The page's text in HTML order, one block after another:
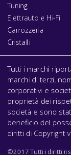
Tuning
Elettrauto e Hi-Fi
Carrozzeria
Cristalli
Tutti i marchi
marchi di terzi,
corporativi e
proprietà dei
società e sono
beneficio del
diritti di Copyright
©2017 Tutti i diritti